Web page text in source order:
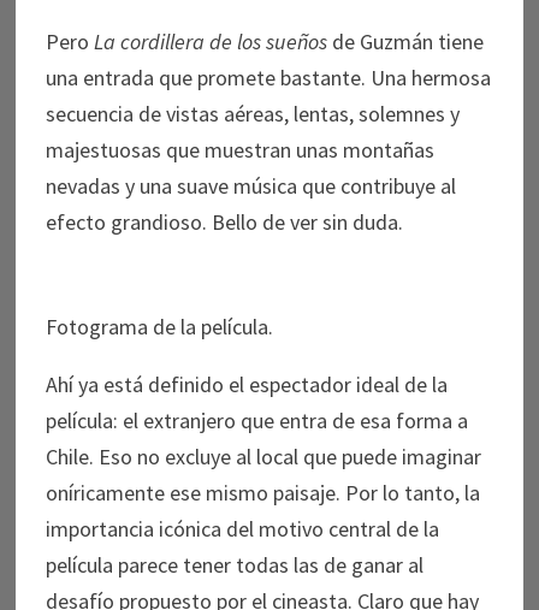
Pero La cordillera de los sueñosde Guzmán tiene
una entrada que promete bastante. Una hermosa
secuencia de vistas aéreas, lentas, solemnes y
majestuosas que muestran unas montañas
nevadas y una suave música que contribuye al
efecto grandioso. Bello de ver sin duda.
Fotograma de la película.
Ahí ya está definido el espectador ideal de la
película: el extranjero que entra de esa forma a
Chile. Eso no excluye al local que puede imaginar
oníricamente ese mismo paisaje. Por lo tanto, la
importancia icónica del motivo central de la
película parece tener todas las de ganar al
desafío propuesto por el cineasta. Claro que hay